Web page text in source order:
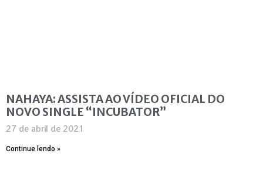
NAHAYA: ASSISTA AO VÍDEO OFICIAL DO
NOVO SINGLE “INCUBATOR”
27 de abril de 2021
Continue lendo »